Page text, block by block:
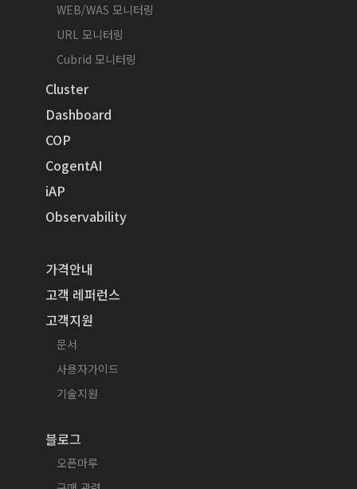
WEB/WAS 모니터링
URL 모니터링
Cubrid 모니터링
Cluster
Dashboard
COP
CogentAI
iAP
Observability
가격안내
고객 레퍼런스
고객지원
문서
사용자가이드
기술지원
블로그
오픈마루